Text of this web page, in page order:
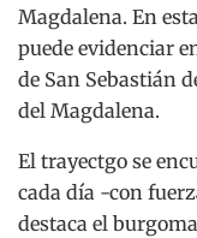
Magdalena. En
puede evidenciar
de San Sebastián
del Magdalena.
El trayectgo se
cada día -con
destaca el